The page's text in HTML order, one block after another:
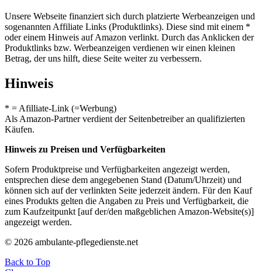
Unsere Webseite finanziert sich durch platzierte Werbeanzeigen und
sogenannten Affiliate Links (Produktlinks). Diese sind mit einem *
oder einem Hinweis auf Amazon verlinkt. Durch das Anklicken der
Produktlinks bzw. Werbeanzeigen verdienen wir einen kleinen
Betrag, der uns hilft, diese Seite weiter zu verbessern.
Hinweis
* = Afilliate-Link (=Werbung)
Als Amazon-Partner verdient der Seitenbetreiber an qualifizierten
Käufen.
Hinweis zu Preisen und Verfügbarkeiten
Sofern Produktpreise und Verfügbarkeiten angezeigt werden,
entsprechen diese dem angegebenen Stand (Datum/Uhrzeit) und
können sich auf der verlinkten Seite jederzeit ändern. Für den Kauf
eines Produkts gelten die Angaben zu Preis und Verfügbarkeit, die
zum Kaufzeitpunkt [auf der/den maßgeblichen Amazon-Website(s)]
angezeigt werden.
© 2026 ambulante-pflegedienste.net
Back to Top